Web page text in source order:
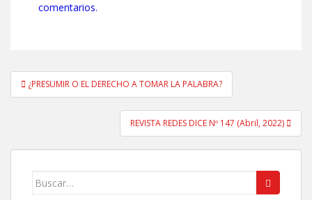
comentarios.
Navegación
de
¿PRESUMIR O EL DERECHO A TOMAR LA PALABRA?
REVISTA REDES DICE Nº 147 (Abril, 2022)
Buscar: